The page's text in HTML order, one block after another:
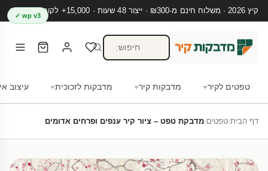
קיץ 2026 · משלוח חינם מ-₪300 · ייצור 48 שעות · 15,000+ לקוחות מרוצים
טפטים לקיר מדבקות קיר מדבקות לזכוכית עיצוב
wp v3 ✓
דף הבית›טפטים›מדבקת טפט – ציור קיר ענפים ופרחים אדומים